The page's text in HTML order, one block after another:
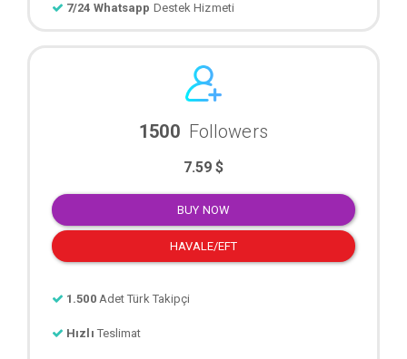
7/24 Whatsapp Destek Hizmeti
1500 Followers
7.59 $
BUY NOW
HAVALE/EFT
1.500 Adet Türk Takipçi
Hızlı Teslimat